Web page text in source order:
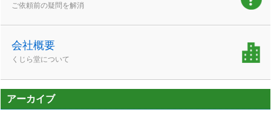
ご依頼前の疑問を解消
会社概要
くじら堂について
アーカイブ